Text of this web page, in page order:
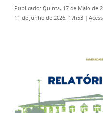
Publicado: Quinta, 17 de Maio de
11 de Junho de 2026, 17h53 |